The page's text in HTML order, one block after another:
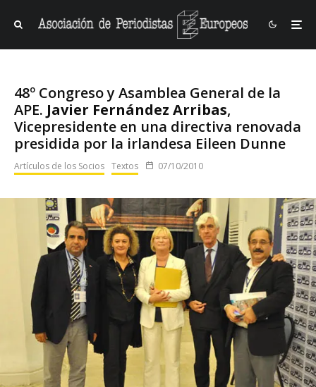
48º Congreso y Asamblea General de la
APE. Javier Fernández Arribas,
Vicepresidente en una directiva renovada
presidida por la irlandesa Eileen Dunne
Artículos de los Socios Textos 07/10/2010